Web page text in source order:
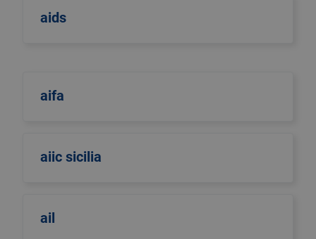
aids
aifa
aiic sicilia
ail